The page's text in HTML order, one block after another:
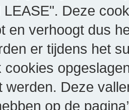
LEASE". Deze
en verhoogt dus
er tijdens het
cookies
werden. Deze
op de